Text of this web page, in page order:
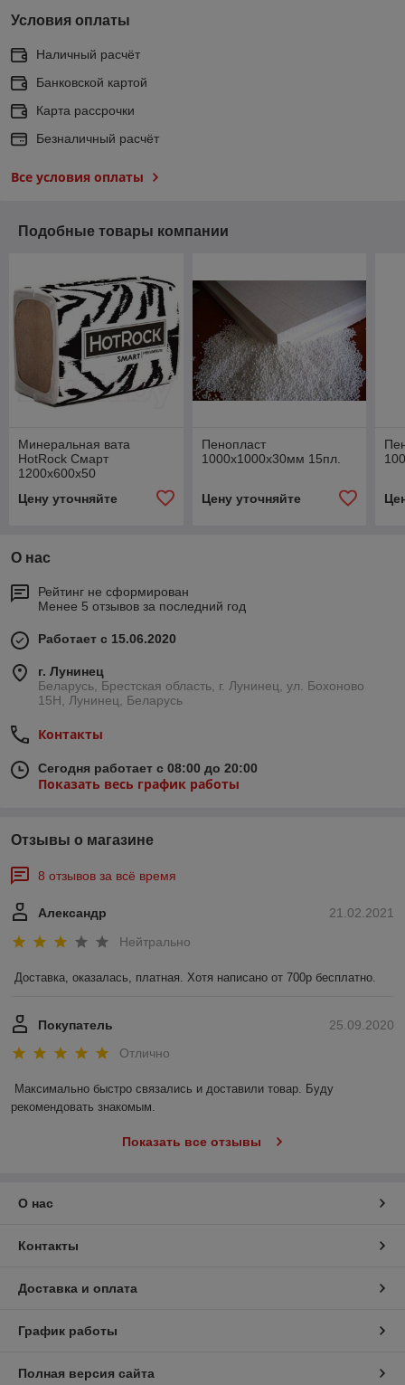
Условия оплаты
Наличный расчёт
Банковской картой
Карта рассрочки
Безналичный расчёт
Все условия оплаты
Подобные товары компании
Минеральная вата
HotRock Смарт
1200х600x50
Цену уточняйте
Пенопласт
1000х1000х30мм 15пл.
Цену уточняйте
О нас
Рейтинг не сформирован
Менее 5 отзывов за последний год
Работает с 15.06.2020
г. Лунинец
Беларусь, Брестская область, г. Лунинец, ул. Бохоново
15Н, Лунинец, Беларусь
Контакты
Сегодня работает с 08:00 до 20:00
Показать весь график работы
Отзывы о магазине
8 отзывов за всё время
21.02.2021
Александр
Нейтрально
Доставка, оказалась, платная. Хотя написано от 700р бесплатно.
25.09.2020
Покупатель
Отлично
Максимально быстро связались и доставили товар. Буду
рекомендовать знакомым.
Показать все отзывы
О нас
Контакты
Доставка и оплата
График работы
Полная версия сайта